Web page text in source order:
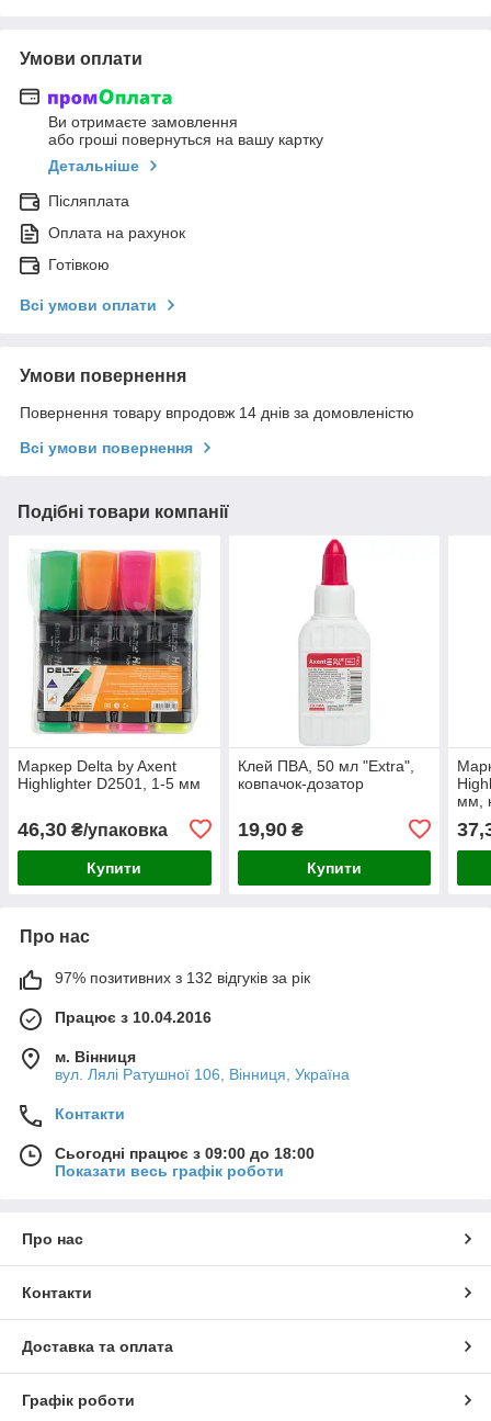
Умови оплати
Ви отримаєте замовлення
або гроші повернуться на вашу картку
Детальніше
Післяплата
Оплата на рахунок
Готівкою
Всі умови оплати
Умови повернення
Повернення товару впродовж 14 днів за домовленістю
Всі умови повернення
Подібні товари компанії
Маркер Delta by Axent
Highlighter D2501, 1-5 мм
46,30 ₴/упаковка
Купити
Клей ПВА, 50 мл "Extra",
ковпачок-дозатор
19,90₴
Купити
мм,
Про нас
97% позитивних з 132 відгуків за рік
Працює з 10.04.2016
м. Вінниця
вул. Лялі Ратушної 106, Вінниця, Україна
Контакти
Сьогодні працює з 09:00 до 18:00
Показати весь графік роботи
Про нас
Контакти
Доставка та оплата
Графік роботи